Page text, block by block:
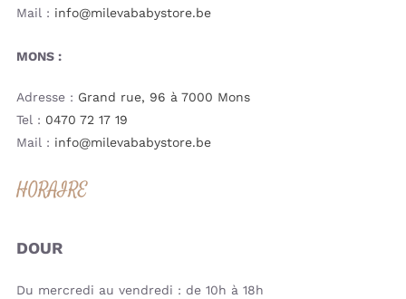
Mail : info@milevababystore.be
MONS :
Adresse : Grand rue, 96 à 7000 Mons
Tel : 0470 72 17 19
Mail : info@milevababystore.be
HORAIRE
DOUR
Du mercredi au vendredi : de 10h à 18h